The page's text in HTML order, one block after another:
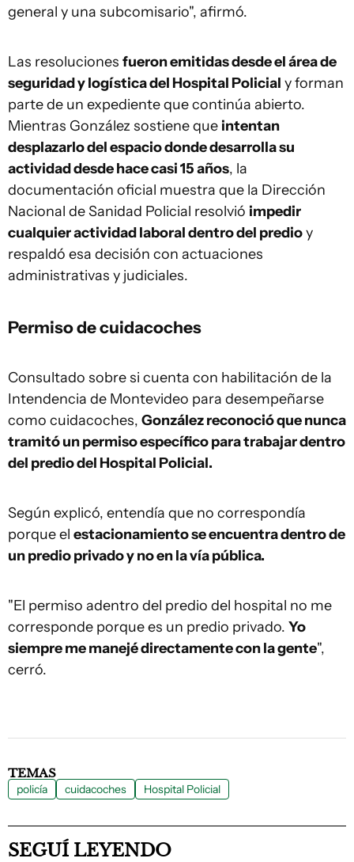
general y una subcomisario", afirmó.
Las resoluciones fueron emitidas desde el área de
seguridad y logística del Hospital Policial y forman
parte de un expediente que continúa abierto.
Mientras González sostiene que intentan
desplazarlo del espacio donde desarrolla su
actividad desde hace casi 15 años, la
documentación oficial muestra que la Dirección
Nacional de Sanidad Policial resolvió impedir
cualquier actividad laboral dentro del predioy
respaldó esa decisión con actuaciones
administrativas y judiciales.
Permiso de cuidacoches
Consultado sobre si cuenta con habilitación de la
Intendencia de Montevideo para desempeñarse
como cuidacoches, González reconoció que nunca
tramitó un permiso específico para trabajar dentro
del predio del Hospital Policial.
Según explicó, entendía que no correspondía
porque el estacionamiento se encuentra dentro de
un predio privado y no en la vía pública.
"El permiso adentro del predio del hospital no me
corresponde porque es un predio privado. Yo
siempre me manejé directamente con la gente",
cerró.
TEMAS
policía cuidacoches Hospital Policial
SEGUÍ LEYENDO